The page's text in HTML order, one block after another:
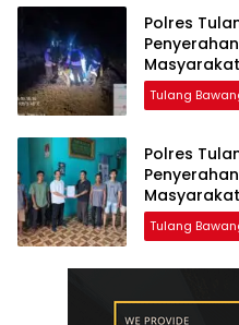
Polres
Masyarakat
Tulang
Polres
Masyarakat
Tulang